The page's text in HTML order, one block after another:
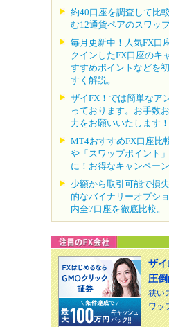
約40口座を調査して比
む12通貨ペアのスワッ
毎月更新中！人気FX口
クインしたFX口座のキ
すすめポイントなどを
すく解説。
ザイFX！では簡単なア
っております。お手数
力をお願いいたします！
MT4おすすめFX口座比
や「スワップポイント
に！お得なキャンペー
少額から取引可能で損
的なバイナリーオプシ
内全7口座を徹底比較。
ザ
圧倒
狭い
ワッ